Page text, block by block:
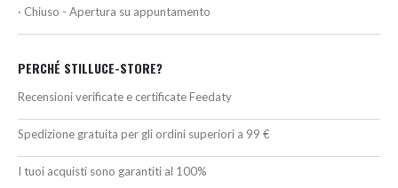
· Chiuso - Apertura su appuntamento
PERCHÉ STILLUCE-STORE?
Recensioni verificate e certificate Feedaty
Spedizione gratuita per gli ordini superiori a 99 €
I tuoi acquisti sono garantiti al 100%